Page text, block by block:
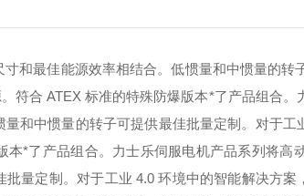
和最佳能源效率相结合。低惯量和中惯量的转
符合 ATEX 标准的特殊防爆版本*了产品组合。
和中惯量的转子可提供最佳批量定制。对于工
*了产品组合。 力士乐伺服电机产品系列将高
量定制。对于工业 4.0 环境中的智能解决方案